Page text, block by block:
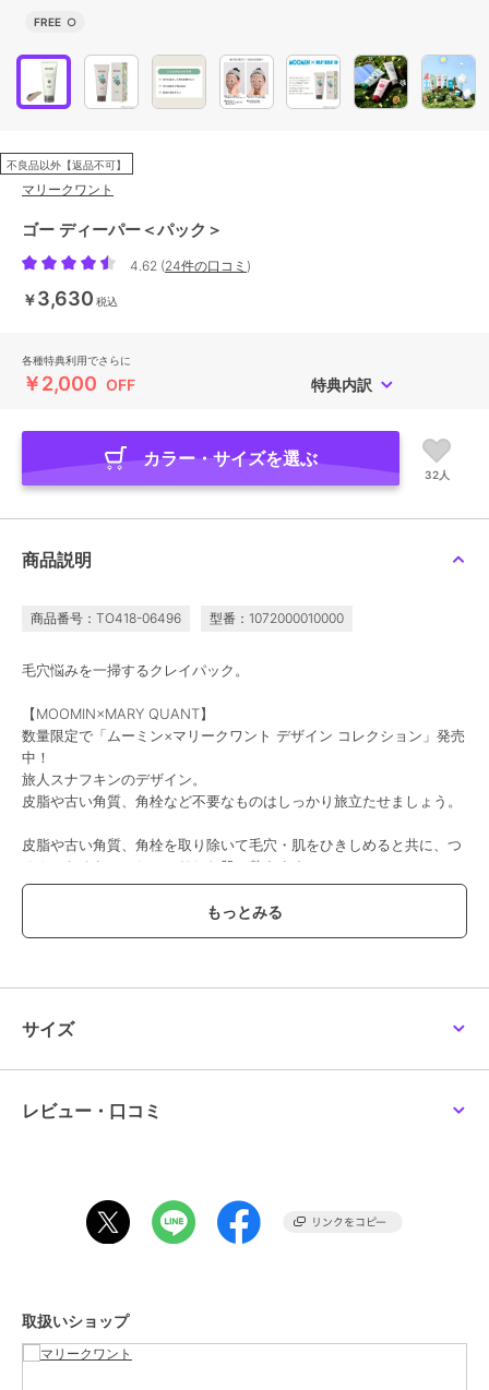
FREE ○
不良品以外【返品不可】
マリークワント
ゴー ディーパー＜パック＞
4.62 (24件の口コミ )
￥3,630 税込
各種特典利用でさらに
￥2,000 OFF 特典内訳
カラー・サイズを選ぶ
32人
商品説明
商品番号：TO418-06496 型番：1072000010000
毛穴悩みを一掃するクレイパック。
【MOOMIN×MARY QUANT】
数量限定で「ムーミン×マリークワント デザイン コレクション」発売
中！
旅人スナフキンのデザイン。
皮脂や古い角質、角栓など不要なものはしっかり旅立たせましょう。
皮脂や古い角質、角栓を取り除いて毛穴・肌をひきしめると共に、つ
るんとなめらかでしっとりした肌に整えます。
・毛穴に詰まった汚れを取りたい
容量：100ｇ
んぼ1個大）に均一にのばし、5分程度そのままパックします。十分に
[型番:1072000010000]
料, カルボマー, ＢＧ, イノシトール, ジネオペンタン酸ジエチルペン
タンジオール, コメヌカ油, アルミナ, 乳酸, トコトリエノール, トコフ
サイズ
レビュー・口コミ
取扱いショップ